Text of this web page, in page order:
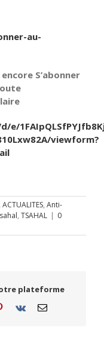
au-
S’abonner
viewform?
ACTUALITES, Anti-
, TSAHAL | 0
plateforme
Pinterest
Vk Email